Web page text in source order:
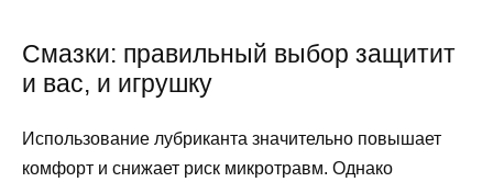
Смазки: правильный выбор защитит
и вас, и игрушку
Использование лубриканта значительно повышает
комфорт и снижает риск микротравм. Однако